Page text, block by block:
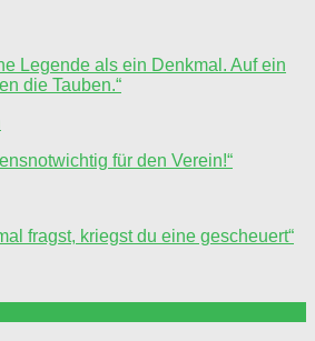
Legende als ein Denkmal. Auf ein
die Tauben.“
für den Verein!“
fragst, kriegst du eine gescheuert“